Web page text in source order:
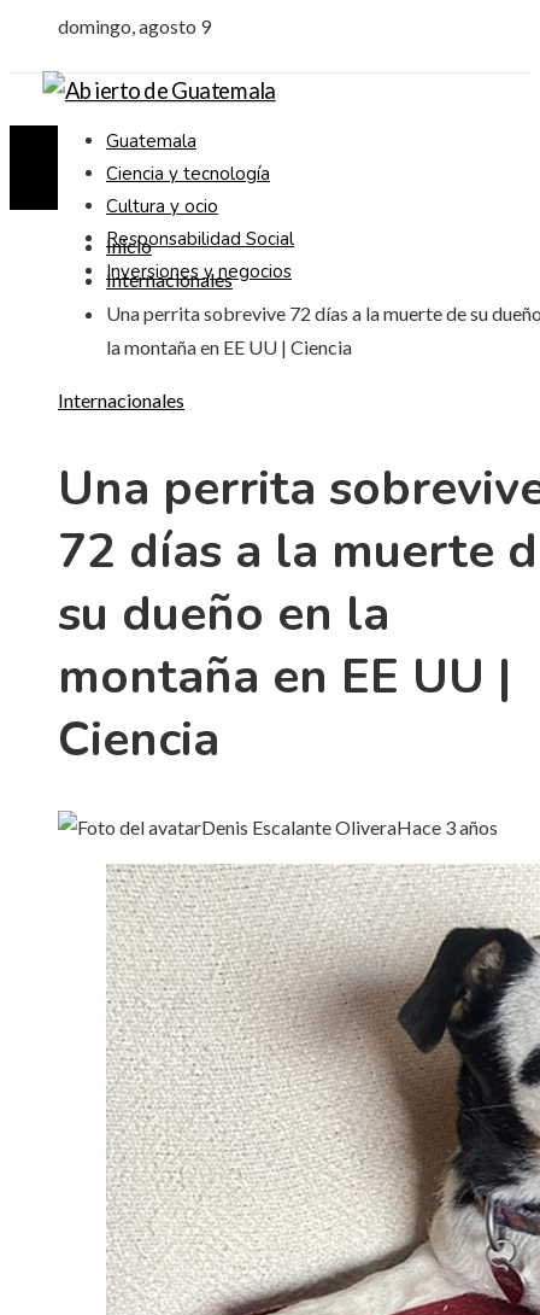
domingo, agosto 9
Guatemala
Ciencia y tecnología
Cultura y ocio
Responsabilidad Social
Inversiones y negocios
Inicio
Internacionales
Una perrita sobrevive 72 días a la muerte de su
la montaña en EE UU | Ciencia
Internacionales
Una perrita
72 días a la muerte
su dueño en la
montaña en EE UU |
Ciencia
Denis Escalante OliveraHace 3 años